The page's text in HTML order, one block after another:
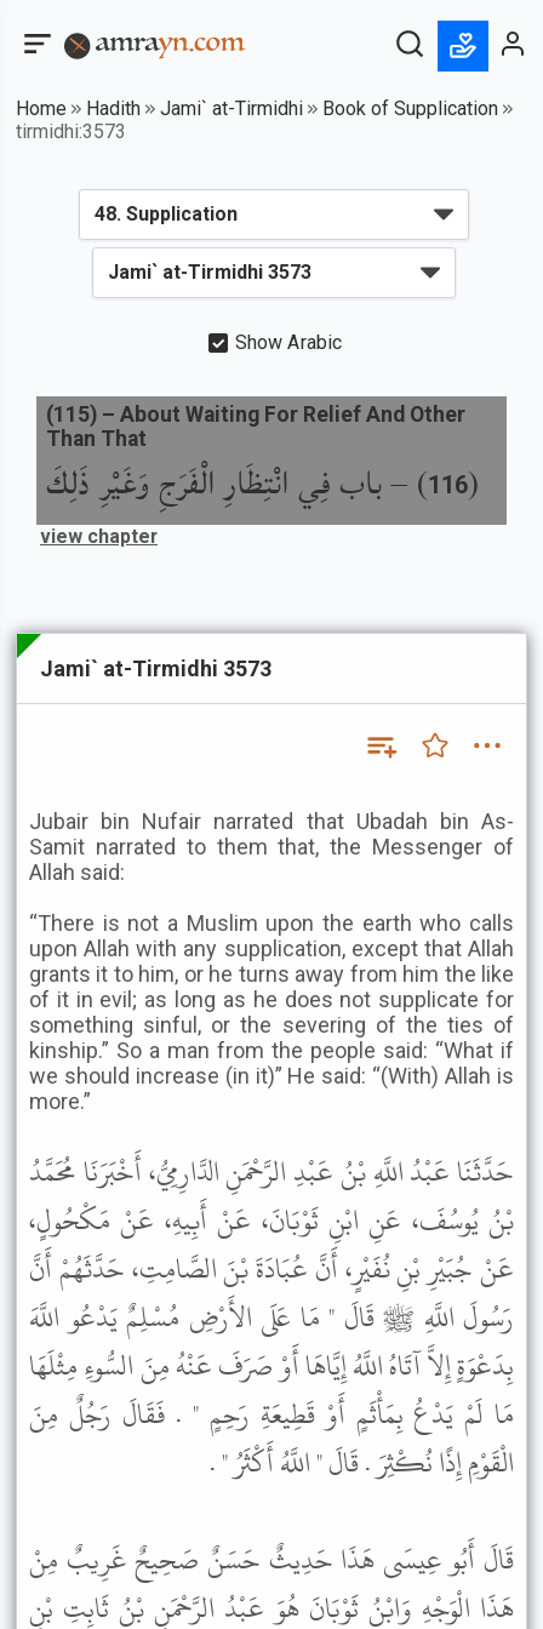
Home Hadith Jami` at-Tirmidhi
Book of Supplication
tirmidhi:3573
Show Arabic
(
116
) –باب فِي انْتِظَارِ الْفَرَجِ وَغَيْرِ ذَلِكَ
(115) – About Waiting For Relief And Other
Than That
view chapter
Jami` at-Tirmidhi 3573
Jubair bin Nufair narrated that Ubadah bin As-
Samit narrated to them that, the Messenger of
Allah said:
“There is not a Muslim upon the earth who calls
upon Allah with any supplication, except that Allah
grants it to him, or he turns away from him the like
of it in evil; as long as he does not supplicate for
something sinful, or the severing of the ties of
kinship.” So a man from the people said: “What if
we should increase (in it)” He said: “(With) Allah is
more.”
حَدَّثَنَا عَبْدُ اللَّهِ بْنُ عَبْدِ الرَّحْمَنِ الدَّارِمِيُّ، أَخْبَرَنَا مُحَمَّدُ
بْنُ يُوسُفَ، عَنِ ابْنِ ثَوْبَانَ، عَنْ أَبِيهِ، عَنْ مَكْحُولٍ،
عَنْ جُبَيْرِ بْنِ نُفَيْرٍ، أَنَّ عُبَادَةَ بْنَ الصَّامِتِ، حَدَّثَهُمْ أَنَّ
رَسُولَ اللَّهِ ﷺ قَالَ " مَا عَلَى الأَرْضِ مُسْلِمٌ يَدْعُو اللَّهَ
بِدَعْوَةٍ إِلاَّ آتَاهُ اللَّهُ إِيَّاهَا أَوْ صَرَفَ عَنْهُ مِنَ السُّوءِ مِثْلَهَا
مَا لَمْ يَدْعُ بِمَأْثَمٍ أَوْ قَطِيعَةِ رَحِمٍ " . فَقَالَ رَجُلٌ مِنَ
الْقَوْمِ إِذًا نُكْثِرَ . قَالَ " اللَّهُ أَكْثَرُ " .
قَالَ أَبُو عِيسَى هَذَا حَدِيثٌ حَسَنٌ صَحِيحٌ غَرِيبٌ مِنْ
هَذَا الْوَجْهِ وَابْنُ ثَوْبَانَ هُوَ عَبْدُ الرَّحْمَنِ بْنُ ثَابِتِ بْنِ